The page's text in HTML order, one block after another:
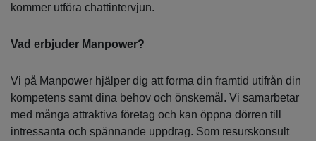
kommer utföra chattintervjun.
Vad erbjuder Manpower?
Vi på Manpower hjälper dig att forma din framtid utifrån din
kompetens samt dina behov och önskemål. Vi samarbetar
med många attraktiva företag och kan öppna dörren till
intressanta och spännande uppdrag. Som resurskonsult